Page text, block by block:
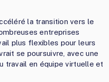
la transition vers le
entreprises
plus flexibles pour leurs
se poursuivre, avec une
travail en équipe virtuelle et